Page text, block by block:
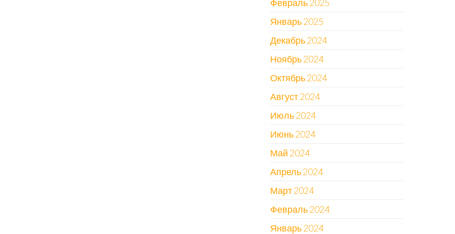
Февраль 2025
Январь 2025
Декабрь 2024
Ноябрь 2024
Октябрь 2024
Август 2024
Июль 2024
Июнь 2024
Май 2024
Апрель 2024
Март 2024
Февраль 2024
Январь 2024